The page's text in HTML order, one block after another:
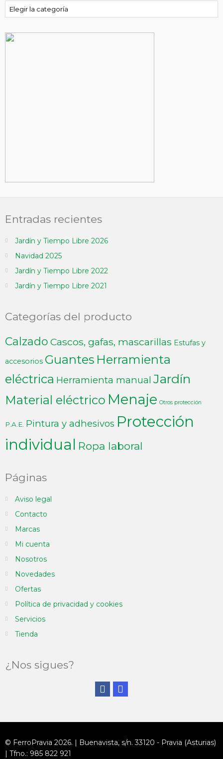
Categorías
Entradas recientes
Jardín y Tiempo Libre 2026
Navidad 2025
Jardín y Tiempo Libre 2022
Jardín y Tiempo Libre 2021
Categorías del producto
Calzado Cascos, gafas, mascarillas Estufas y
accesorios Guantes Herramienta
eléctrica Herramienta manual Jardín
Material eléctrico Menaje Otros protección
P.A.E. Pintura y adhesivos Protección
individual Ropa laboral
Páginas
Aviso legal
Contacto
Marcas
Mi cuenta
Nosotros
Novedades
Ofertas
Política de privacidad y cookies
Servicios
Tienda
¿Nos sigues?
© FerroPravia 2026. | Buenavista, s/n. 33120 - Pravia (Asturias)
| Tfno.: 985 822 921